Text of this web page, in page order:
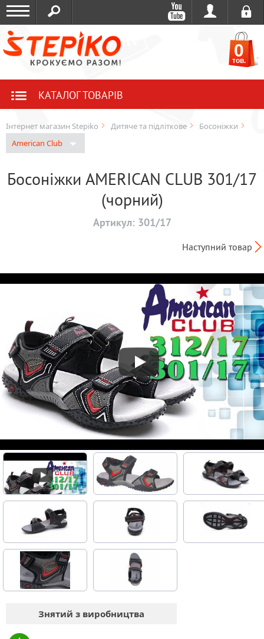
0
тов.
КАТАЛОГ ТОВАРІВ
Інтернет магазин Stepiko Дитяче та підліткове
Босоніжки
American Club
Босоніжки AMERICAN CLUB 301/17
(чорний)
Артикул: 301/17
Наступний товар
Знятий з виробництва